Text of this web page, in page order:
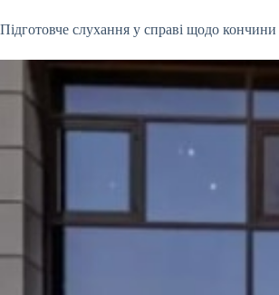
Підготовче слухання у справі щодо